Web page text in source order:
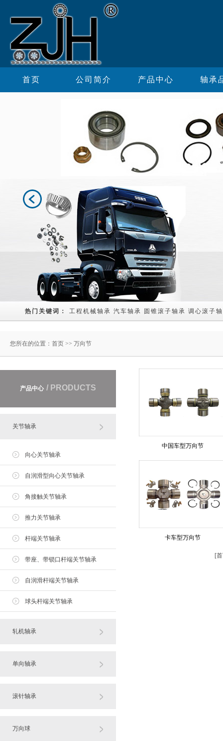
首页 公司简介 产品中心 轴承
热门关键词： 工程机械轴承 汽车轴承 圆锥滚子轴承 调心滚子
您所在的位置： 首页 >> 万向节
产品中心 / PRODUCTS
关节轴承
向心关节轴承
自润滑型向心关节轴承
角接触关节轴承
推力关节轴承
杆端关节轴承
带座、带锁口杆端关节轴承
自润滑杆端关节轴承
球头杆端关节轴承
轧机轴承
单向轴承
滚针轴承
万向球
中国车型万向节
卡车型万向节
[